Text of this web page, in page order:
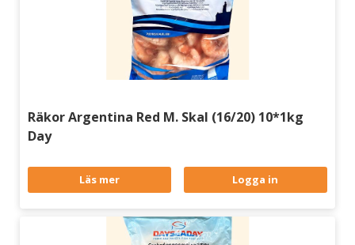
Räkor Argentina Red M. Skal (16/20) 10*1kg
Day
Läs mer Logga in